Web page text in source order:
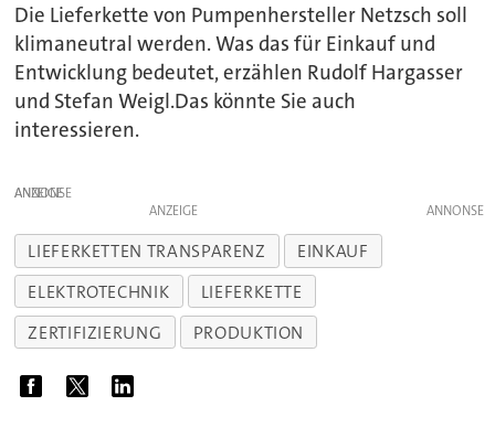
Die Lieferkette von Pumpenhersteller Netzsch soll
klimaneutral werden. Was das für Einkauf und
Entwicklung bedeutet, erzählen Rudolf Hargasser
und Stefan Weigl.Das könnte Sie auch
interessieren.
ANZEIGE
ANZEIGE
LIEFERKETTEN TRANSPARENZ
EINKAUF
ELEKTROTECHNIK
LIEFERKETTE
ZERTIFIZIERUNG
PRODUKTION